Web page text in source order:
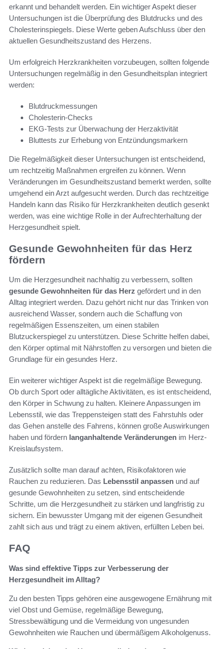
erkannt und behandelt werden. Ein wichtiger Aspekt dieser
Untersuchungen ist die Überprüfung des Blutdrucks und des
Cholesterinspiegels. Diese Werte geben Aufschluss über den
aktuellen Gesundheitszustand des Herzens.
Um erfolgreich Herzkrankheiten vorzubeugen, sollten folgende
Untersuchungen regelmäßig in den Gesundheitsplan integriert
werden:
Blutdruckmessungen
Cholesterin-Checks
EKG-Tests zur Überwachung der Herzaktivität
Bluttests zur Erhebung von Entzündungsmarkern
Die Regelmäßigkeit dieser Untersuchungen ist entscheidend,
um rechtzeitig Maßnahmen ergreifen zu können. Wenn
Veränderungen im Gesundheitszustand bemerkt werden, sollte
umgehend ein Arzt aufgesucht werden. Durch das rechtzeitige
Handeln kann das Risiko für Herzkrankheiten deutlich gesenkt
werden, was eine wichtige Rolle in der Aufrechterhaltung der
Herzgesundheit spielt.
Gesunde Gewohnheiten für das Herz
fördern
Um die Herzgesundheit nachhaltig zu verbessern, sollten
gesunde Gewohnheiten für das Herz gefördert und in den
Alltag integriert werden. Dazu gehört nicht nur das Trinken von
ausreichend Wasser, sondern auch die Schaffung von
regelmäßigen Essenszeiten, um einen stabilen
Blutzuckerspiegel zu unterstützen. Diese Schritte helfen dabei,
den Körper optimal mit Nährstoffen zu versorgen und bieten die
Grundlage für ein gesundes Herz.
Ein weiterer wichtiger Aspekt ist die regelmäßige Bewegung.
Ob durch Sport oder alltägliche Aktivitäten, es ist entscheidend,
den Körper in Schwung zu halten. Kleinere Anpassungen im
Lebensstil, wie das Treppensteigen statt des Fahrstuhls oder
das Gehen anstelle des Fahrens, können große Auswirkungen
haben und fördern langanhaltende Veränderungen im Herz-
Kreislaufsystem.
Zusätzlich sollte man darauf achten, Risikofaktoren wie
Rauchen zu reduzieren. Das Lebensstil anpassen und auf
gesunde Gewohnheiten zu setzen, sind entscheidende
Schritte, um die Herzgesundheit zu stärken und langfristig zu
sichern. Ein bewusster Umgang mit der eigenen Gesundheit
zahlt sich aus und trägt zu einem aktiven, erfüllten Leben bei.
FAQ
Was sind effektive Tipps zur Verbesserung der
Herzgesundheit im Alltag?
Zu den besten Tipps gehören eine ausgewogene Ernährung mit
viel Obst und Gemüse, regelmäßige Bewegung,
Stressbewältigung und die Vermeidung von ungesunden
Gewohnheiten wie Rauchen und übermäßigem Alkoholgenuss.